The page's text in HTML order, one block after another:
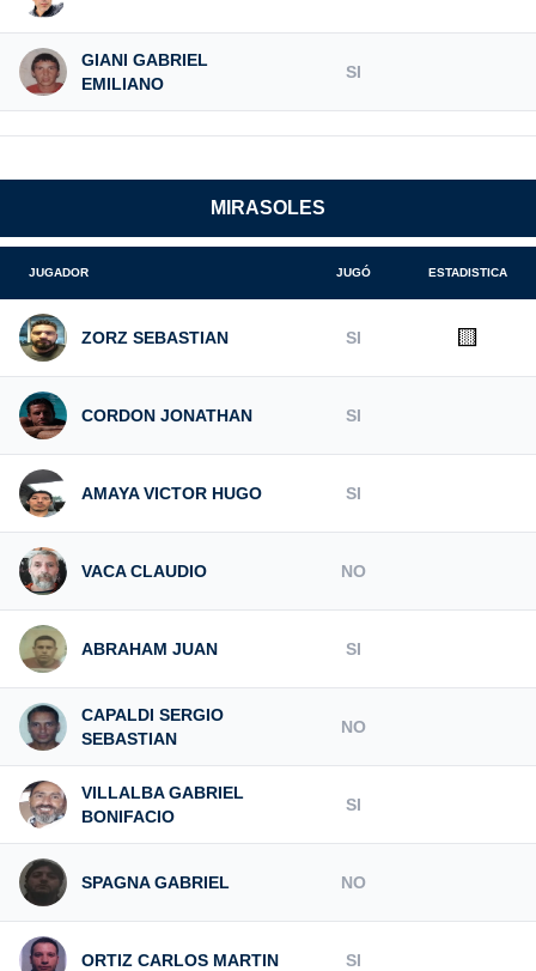
GIANI GABRIEL
EMILIANO
SI
MIRASOLES
JUGADOR JUGÓ ESTADISTICA
ZORZ SEBASTIAN SI 🟨
CORDON JONATHAN SI
AMAYA VICTOR HUGO SI
VACA CLAUDIO NO
ABRAHAM JUAN SI
CAPALDI SERGIO
SEBASTIAN
NO
VILLALBA GABRIEL
BONIFACIO
SI
SPAGNA GABRIEL NO
ORTIZ CARLOS MARTIN SI